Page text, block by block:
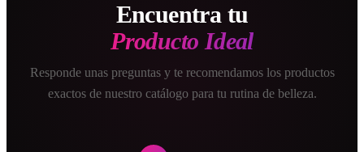
Encuentra tu
Producto Ideal
Responde unas preguntas y te recomendamos los productos
exactos de nuestro catálogo para tu rutina de belleza.